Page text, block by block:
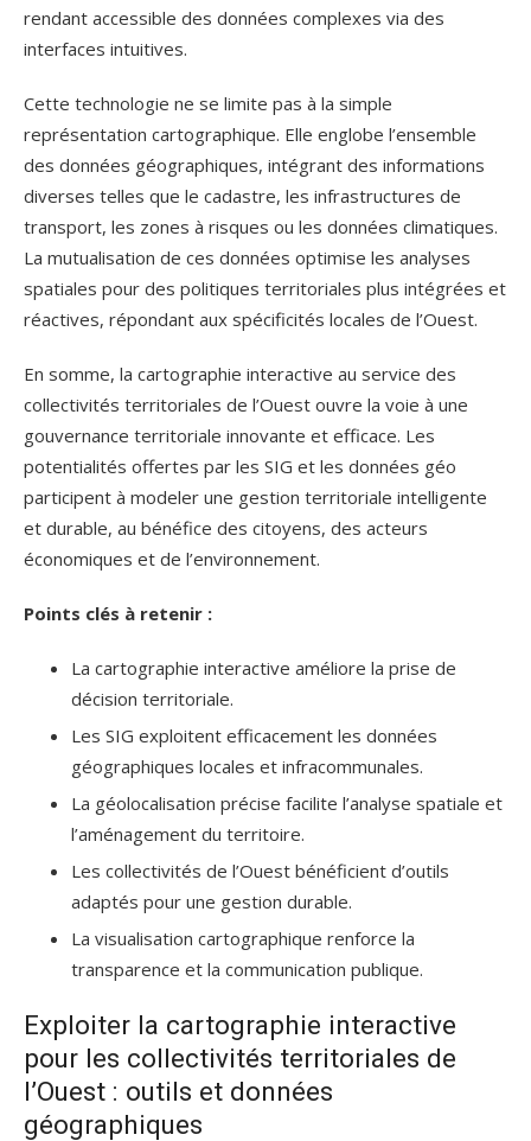
rendant accessible des données complexes via des
interfaces intuitives.
Cette technologie ne se limite pas à la simple
représentation cartographique. Elle englobe l’ensemble
des données géographiques, intégrant des informations
diverses telles que le cadastre, les infrastructures de
transport, les zones à risques ou les données climatiques.
La mutualisation de ces données optimise les analyses
spatiales pour des politiques territoriales plus intégrées et
réactives, répondant aux spécificités locales de l’Ouest.
En somme, la cartographie interactive au service des
collectivités territoriales de l’Ouest ouvre la voie à une
gouvernance territoriale innovante et efficace. Les
potentialités offertes par les SIG et les données géo
participent à modeler une gestion territoriale intelligente
et durable, au bénéfice des citoyens, des acteurs
économiques et de l’environnement.
Points clés à retenir :
La cartographie interactive améliore la prise de
décision territoriale.
Les SIG exploitent efficacement les données
géographiques locales et infracommunales.
La géolocalisation précise facilite l’analyse spatiale et
l’aménagement du territoire.
Les collectivités de l’Ouest bénéficient d’outils
adaptés pour une gestion durable.
La visualisation cartographique renforce la
transparence et la communication publique.
Exploiter la cartographie interactive
pour les collectivités territoriales de
l’Ouest : outils et données
géographiques